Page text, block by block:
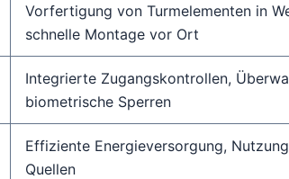
Vorfertigung von Turmelementen in
schnelle Montage vor Ort
Integrierte Zugangskontrollen,
biometrische Sperren
Effiziente Energieversorgung,
Quellen